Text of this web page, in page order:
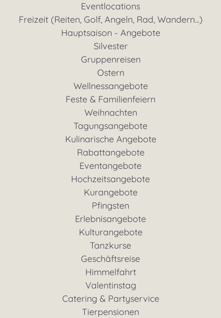
Eventlocations
Freizeit (Reiten, Golf, Angeln, Rad, Wandern...)
Hauptsaison - Angebote
Silvester
Gruppenreisen
Ostern
Wellnessangebote
Feste & Familienfeiern
Weihnachten
Tagungsangebote
Kulinarische Angebote
Rabattangebote
Eventangebote
Hochzeitsangebote
Kurangebote
Pfingsten
Erlebnisangebote
Kulturangebote
Tanzkurse
Geschäftsreise
Himmelfahrt
Valentinstag
Catering & Partyservice
Tierpensionen